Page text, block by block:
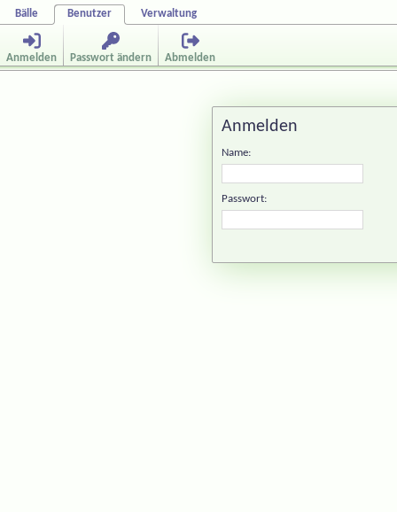
Bälle Benutzer Verwaltung
Anmelden Passwort ändern Abmelden
Anmelden
Name:
Passwort: